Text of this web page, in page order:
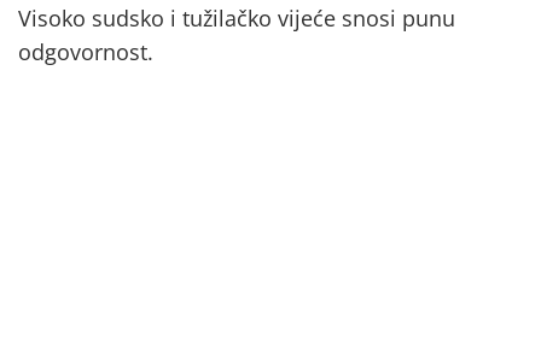
Visoko sudsko i tužilačko vijeće snosi punu
odgovornost.